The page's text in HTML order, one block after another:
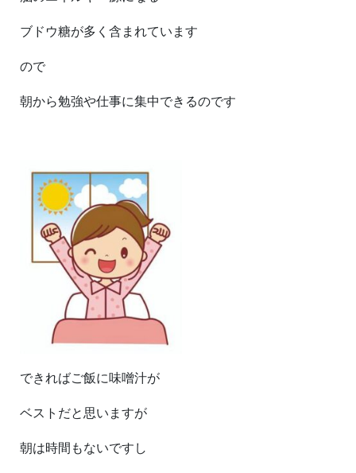
ブドウ糖が多く含まれています
ので
朝から勉強や仕事に集中できるのです
できればご飯に味噌汁が
ベストだと思いますが
朝は時間もないですし